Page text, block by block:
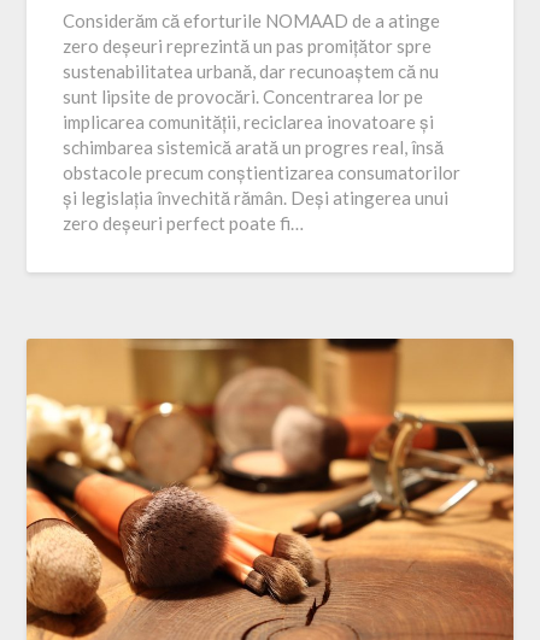
Considerăm că eforturile NOMAAD de a atinge
zero deșeuri reprezintă un pas promițător spre
sustenabilitatea urbană, dar recunoaștem că nu
sunt lipsite de provocări. Concentrarea lor pe
implicarea comunității, reciclarea inovatoare și
schimbarea sistemică arată un progres real, însă
obstacole precum conștientizarea consumatorilor
și legislația învechită rămân. Deși atingerea unui
zero deșeuri perfect poate fi…